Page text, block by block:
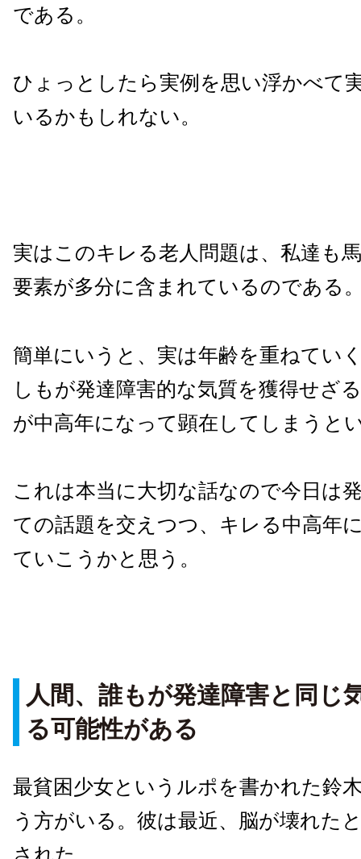
である。
ひょっとしたら実例を思い浮かべて
いるかもしれない。
実はこのキレる老人問題は、私達も
要素が多分に含まれているのである
簡単にいうと、実は年齢を重ねてい
しもが発達障害的な気質を獲得せざ
が中高年になって顕在してしまうと
これは本当に大切な話なので今日は
ての話題を交えつつ、キレる中高年
ていこうかと思う。
人間、誰もが発達障害と同じ
る可能性がある
最貧困少女というルポを書かれた鈴
う方がいる。彼は最近、脳が壊れた